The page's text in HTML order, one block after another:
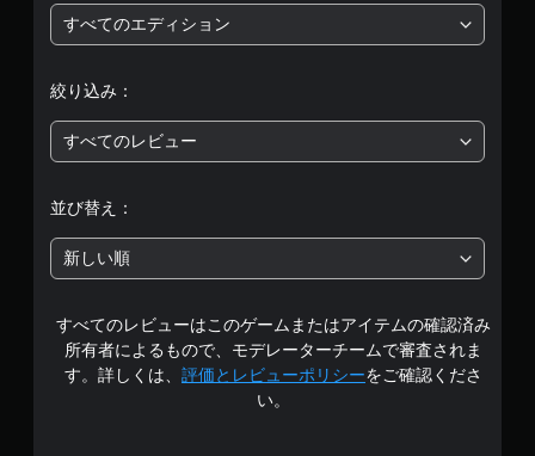
は
段
階
の
2
.
2
すべてのエディション
絞り込み：
すべてのレビュー
並び替え：
新しい順
すべてのレビューはこのゲームまたはアイテムの確認済み
所有者によるもので、モデレーターチームで審査されま
す。詳しくは、 評価とレビューポリシーをご確認くださ
い。